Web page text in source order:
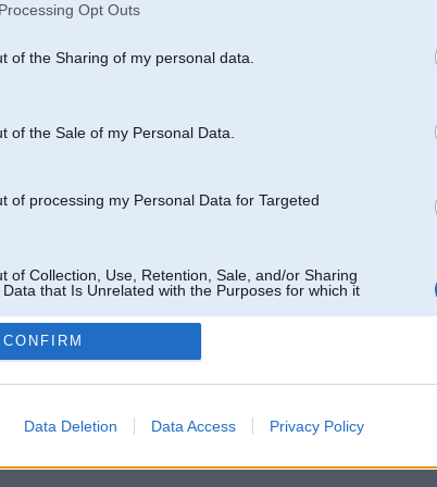
Opt Outs
of the Sharing of my personal data.
of the Sale of my Personal Data.
of processing my Personal Data for Targeted
of Collection, Use, Retention, Sale, and/or Sharing
that Is Unrelated with the Purposes for which it
CONFIRM
Data Deletion Data Access Privacy Policy
ar